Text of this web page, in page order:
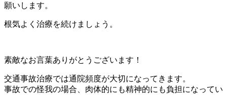
願いします。
根気よく治療を続けましょう。
素敵なお言葉ありがとうございます！
交通事故治療では通院頻度が大切になってきます。
事故での怪我の場合、肉体的にも精神的にも負担になってい